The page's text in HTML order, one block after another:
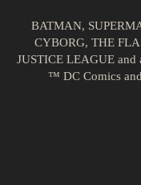
BATMAN,
CYBORG, THE
JUSTICE LEAGUE and
™ DC Comics